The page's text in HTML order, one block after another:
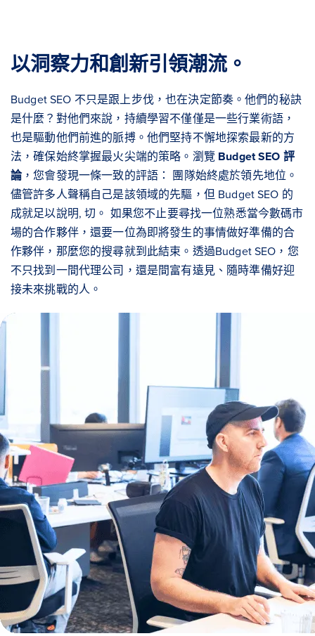
以洞察力和創新引領潮流。
Budget SEO 不只是跟上步伐，也在決定節奏。他們的秘訣
是什麼？對他們來說，持續學習不僅僅是一些行業術語，
也是驅動他們前進的脈搏。他們堅持不懈地探索最新的方
法，確保始終掌握最火尖端的策略。瀏覽 Budget SEO 評
論，您會發現一條一致的評語： 團隊始終處於領先地位。
儘管許多人聲稱自己是該領域的先驅，但 Budget SEO 的
成就足以說明, 切。 如果您不止要尋找一位熟悉當今數碼市
場的合作夥伴，還要一位為即將發生的事情做好準備的合
作夥伴，那麼您的搜尋就到此結束。透過Budget SEO，您
不只找到一間代理公司，還是間富有遠見、隨時準備好迎
接未來挑戰的人。